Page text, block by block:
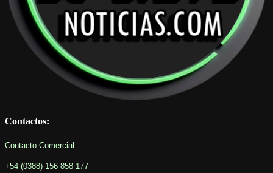
Contactos:
Contacto Comercial:
+54 (0388) 156 858 177